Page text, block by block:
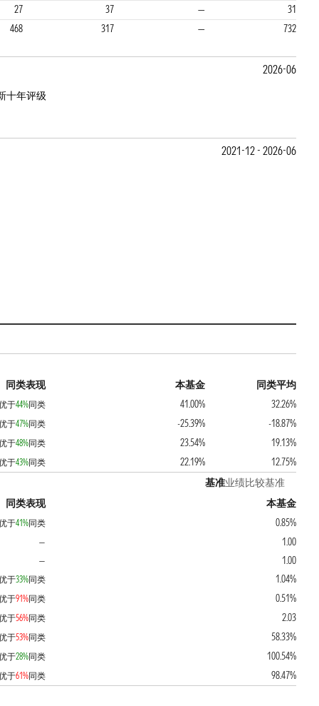
27 37 —
31
468 317 — 732
2026-06
十年评级
2021-12 - 2026-06
同类表现 本基金
同类平均
于44%同类 41.00%
32.26%
于47%同类 -25.39%
-18.87%
于48%同类 23.54%
19.13%
于43%同类 22.19% 12.75%
基准业绩比较基准
同类表现
本基金
于41%同类
0.85%
—
1.00
—
1.00
于33%同类
1.04%
于91%同类
0.51%
于56%同类
2.03
于53%同类
58.33%
于28%同类
100.54%
于61%同类 98.47%